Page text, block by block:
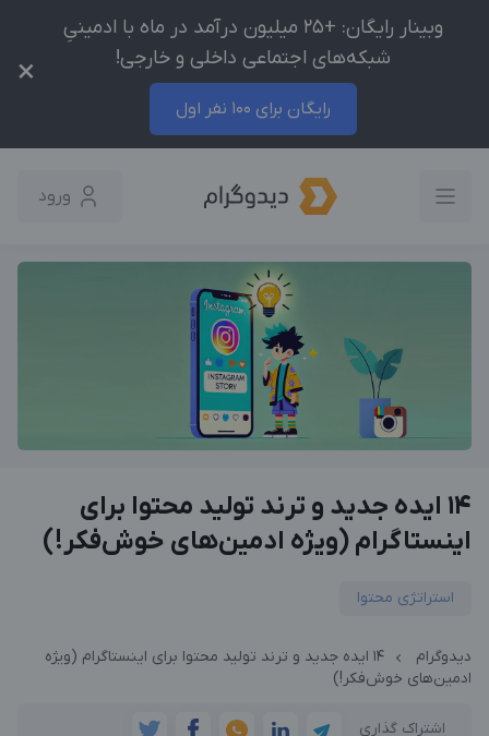
وبینار رایگان: +25 میلیون درآمد در ماه با ادمینیِ
شبکه‌های اجتماعی داخلی و خارجی!
رایگان برای 100 نفر اول
×
ورود
۱۴ ایده جدید و ترند تولید محتوا برای
اینستاگرام (ویژه ادمین‌های خوش‌فکر!)
استراتژی محتوا
دیدوگرام
۱۴ ایده جدید و ترند تولید محتوا برای اینستاگرام (ویژه
ادمین‌های خوش‌فکر!)
اشتراک گذاری